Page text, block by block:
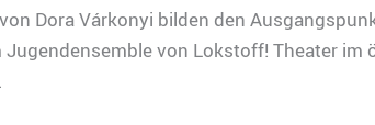
Dora Várkonyi bilden den
Jugendensemble von Lokstoff! Theater im